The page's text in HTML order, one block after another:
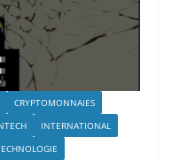
CRYPTOMONNAIES
INTERNATIONAL